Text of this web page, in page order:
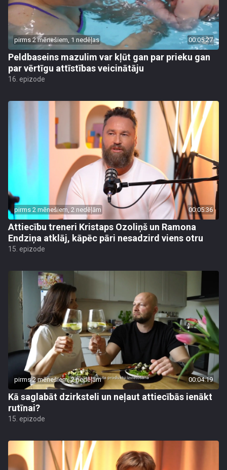
pirms 2 mēnešiem, 1 nedēļas 00:05:27
Peldbaseins mazulim var kļūt gan par prieku gan
par vērtīgu attīstības veicinātāju
16. epizode
pirms 2 mēnešiem, 2 nedēļām 00:05:36
Attiecību treneri Kristaps Ozoliņš un Ramona
Endziņa atklāj, kāpēc pāri nesadzird viens otru
15. epizode
pirms 2 mēnešiem, 2 nedēļām 00:04:19
Kā saglabāt dzirksteli un neļaut attiecībās ienākt
rutīnai?
15. epizode